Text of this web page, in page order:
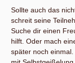
Sollte auch das
schreit seine
Suche dir einen
hilft. Oder mach
später noch